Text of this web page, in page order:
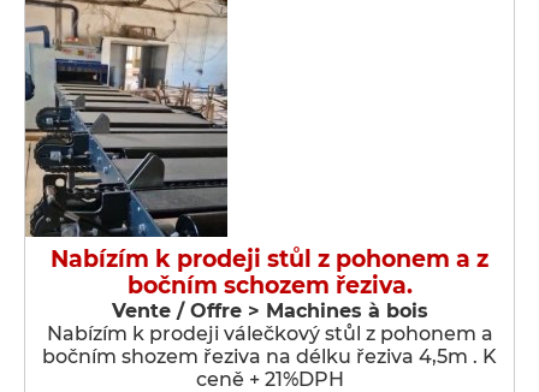
Nabízím k prodeji stůl z pohonem a z
bočním schozem řeziva.
Vente / Offre > Machines à bois
Nabízím k prodeji válečkový stůl z pohonem a
bočním shozem řeziva na délku řeziva 4,5m . K
ceně + 21%DPH